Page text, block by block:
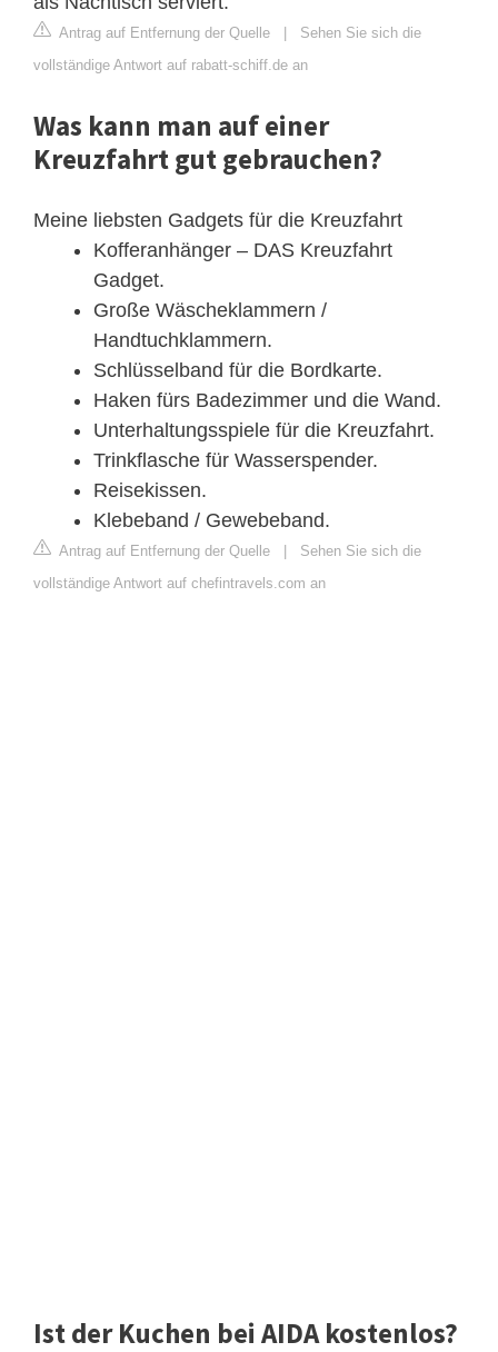
Antrag auf Entfernung der Quelle | Sehen Sie sich die
vollständige Antwort auf rabatt-schiff.de an
Was kann man auf einer
Kreuzfahrt gut gebrauchen?
Meine liebsten Gadgets für die Kreuzfahrt
Kofferanhänger – DAS Kreuzfahrt
Gadget.
Große Wäscheklammern /
Handtuchklammern.
Schlüsselband für die Bordkarte.
Haken fürs Badezimmer und die Wand.
Unterhaltungsspiele für die Kreuzfahrt.
Trinkflasche für Wasserspender.
Reisekissen.
Klebeband / Gewebeband.
Antrag auf Entfernung der Quelle | Sehen Sie sich die
vollständige Antwort auf chefintravels.com an
Ist der Kuchen bei AIDA kostenlos?